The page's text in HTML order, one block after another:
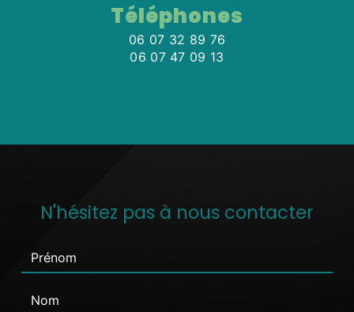
Téléphones
06 07 32 89 76
06 07 47 09 13
N'hésitez pas à nous contacter